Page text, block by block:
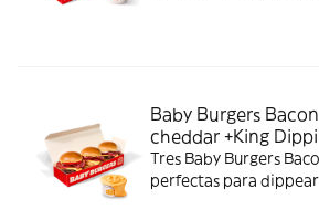
Baby Burgers Bacon
cheddar +King
Tres Baby Burgers
perfectas para dippear